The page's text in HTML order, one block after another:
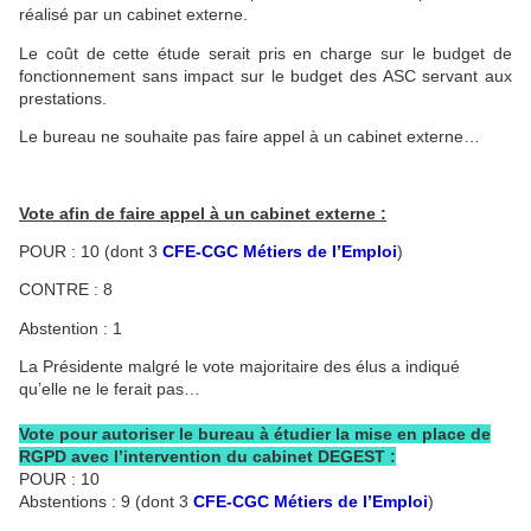
réalisé par un cabinet externe.
Le coût de cette étude serait pris en charge sur le budget de
fonctionnement sans impact sur le budget des ASC servant aux
prestations.
Le bureau ne souhaite pas faire appel à un cabinet externe…
Vote afin de faire appel à un cabinet externe :
POUR : 10 (dont 3 CFE-CGC Métiers de l’Emploi)
CONTRE : 8
Abstention : 1
La Présidente malgré le vote majoritaire des élus a indiqué
qu’elle ne le ferait pas…
Vote pour autoriser le bureau à étudier la mise en place de
RGPD avec l’intervention du cabinet DEGEST :
POUR : 10
Abstentions : 9 (dont 3 CFE-CGC Métiers de l’Emploi)